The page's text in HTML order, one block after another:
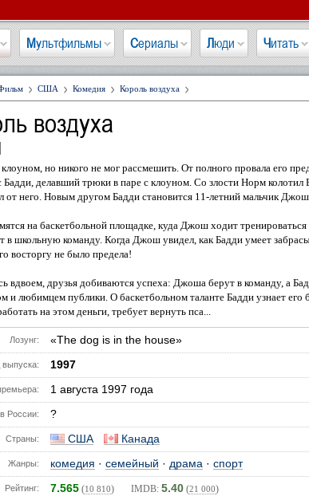
Мультфильмы Сериалы Люди Читать
США Комедия Король воздуха
воздуха
но никого не мог рассмешить. От полного провала его
Бадди, делавший трюки в паре с клоуном. Со злости Норм
от него. Новым другом Бадди становится 11-летний мальчик
на баскетбольной площадке, куда Джош ходит
в школьную команду. Когда Джош увидел, как Бадди умеет
восторгу не было предела!
вдвоем, друзья добиваются успеха: Джоша берут в команду, а
и любимцем публики. О баскетбольном таланте Бадди узнает
на этом деньги, требует вернуть пса...
Лозунг: «The dog is in the house»
выпуска: 1997
1 августа 1997 года
России: ?
Страны: США Канада
Жанры: комедия · семейный · драма · спорт
Рейтинг: 7.565 (10 810) IMDB: 5.40 (21 000)